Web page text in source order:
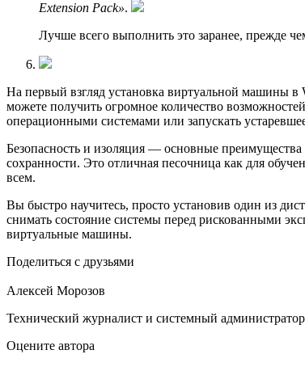
Extension Pack».
Лучше всего выполнить это заранее, прежде
На первый взгляд установка виртуальной машины
можете получить огромное количество
операционными системами или запускать
Безопасность и изоляция — основные преимущества
сохранности. Это отличная песочница как для
всем.
Вы быстро научитесь, просто установив один из
снимать состояние системы перед рискованными
виртуальные машины.
Поделиться с друзьями
Алексей Морозов
Технический журналист и системный
Оцените автора